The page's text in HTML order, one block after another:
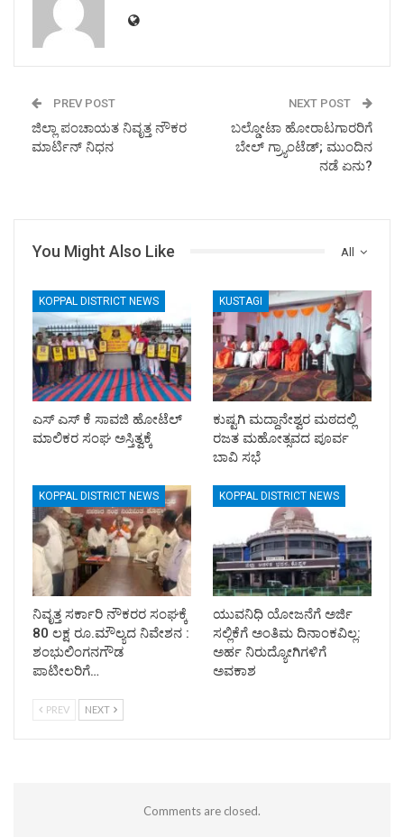
PREV POST
ಜಿಲ್ಲಾ ಪಂಚಾಯತ ನಿವೃತ್ತ ನೌಕರ
ಮಾರ್ಟಿನ್ ನಿಧನ
NEXT POST
ಬಲ್ಡೋಟಾ ಹೋರಾಟಗಾರರಿಗೆ
ಬೇಲ್ ಗ್ರ್ಯಾಂಟೆಡ್; ಮುಂದಿನ
ನಡೆ ಏನು?
All
You Might Also Like
KOPPAL DISTRICT NEWS
ಎಸ್ ಎಸ್ ಕೆ ಸಾವಜಿ ಹೋಟೆಲ್
ಮಾಲಿಕರ ಸಂಘ ಅಸ್ತಿತ್ವಕ್ಕೆ
KUSTAGI
ಕುಷ್ಟಗಿ ಮದ್ದಾನೇಶ್ವರ ಮಠದಲ್ಲಿ
ರಜತ ಮಹೋತ್ಸವದ ಪೂರ್ವ
ಬಾವಿ ಸಭೆ
KOPPAL DISTRICT NEWS
ನಿವೃತ್ತ ಸರ್ಕಾರಿ ನೌಕರರ ಸಂಘಕ್ಕೆ
80 ಲಕ್ಷ ರೂ.ಮೌಲ್ಯದ ನಿವೇಶನ :
ಶಂಭುಲಿಂಗನಗೌಡ
ಪಾಟೀಲರಿಗೆ…
KOPPAL DISTRICT NEWS
ಯುವನಿಧಿ ಯೋಜನೆಗೆ ಅರ್ಜಿ
ಸಲ್ಲಿಕೆಗೆ ಅಂತಿಮ ದಿನಾಂಕವಿಲ್ಲ:
ಅರ್ಹ ನಿರುದ್ಯೋಗಿಗಳಿಗೆ
ಅವಕಾಶ
PREV NEXT
Comments are closed.